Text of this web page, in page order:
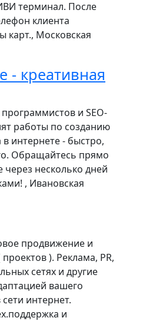
терминал. После
клиента
карт., Московская
- креативная
и SEO-
работы по созданию
интернете - быстро,
Обращайтесь прямо
через несколько дней
, Ивановская
продвижение и
). Реклама, PR,
сетях и другие
вашего
интернет.
и